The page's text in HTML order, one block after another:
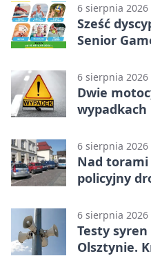
6 sierpnia 2026
Sześć
Senior
6 sierpnia 2026
Dwie
wypadkach
6 sierpnia 2026
Nad
policyjny
6 sierpnia 2026
Testy
Olsztynie.